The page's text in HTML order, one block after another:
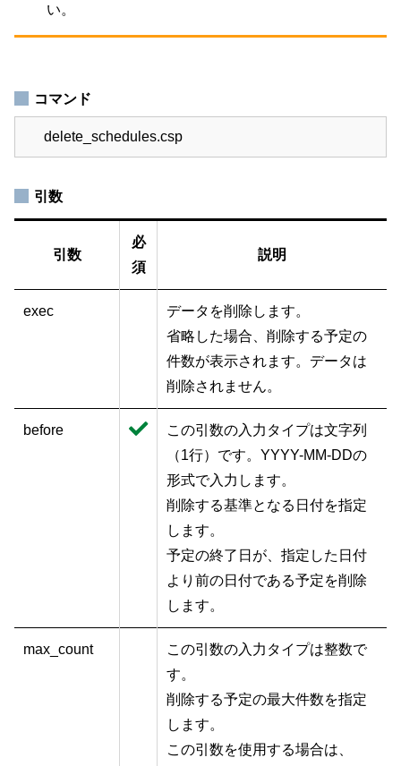
い。
コマンド
delete_schedules.csp
引数
引数
必
須
説明
exec
データを削除します。
省略した場合、削除する予定の
件数が表示されます。データは
削除されません。
before
この引数の入力タイプは文字列
（1行）です。YYYY-MM-DDの
形式で入力します。
削除する基準となる日付を指定
します。
予定の終了日が、指定した日付
より前の日付である予定を削除
します。
max_count
この引数の入力タイプは整数で
す。
削除する予定の最大件数を指定
します。
この引数を使用する場合は、